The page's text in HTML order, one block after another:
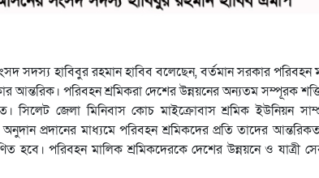
সদস্য হাবিবুর রহমান হাবিব বলেছেন, বর্তমান সরকার পরিবহন
আন্তরিক। পরিবহন শ্রমিকরা দেশের উন্নয়নের অন্যতম সম্পূরক
সিলেট জেলা মিনিবাস কোচ মাইক্রোবাস শ্রমিক ইউনিয়ন
প্রদানের মাধ্যমে পরিবহন শ্রমিকদের প্রতি তাদের
হবে। পরিবহন মালিক শ্রমিকদেরকে দেশের উন্নয়নে ও যাত্রী